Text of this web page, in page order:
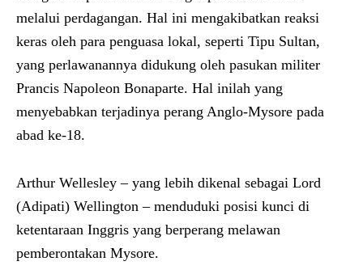
melalui perdagangan. Hal ini mengakibatkan reaksi
keras oleh para penguasa lokal, seperti Tipu Sultan,
yang perlawanannya didukung oleh pasukan militer
Prancis Napoleon Bonaparte. Hal inilah yang
menyebabkan terjadinya perang Anglo-Mysore pada
abad ke-18.
Arthur Wellesley – yang lebih dikenal sebagai Lord
(Adipati) Wellington – menduduki posisi kunci di
ketentaraan Inggris yang berperang melawan
pemberontakan Mysore.